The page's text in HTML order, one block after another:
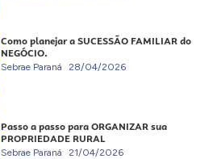
Como planejar a SUCESSÃO FAMILIAR do
NEGÓCIO.
Sebrae Paraná 28/04/2026
Passo a passo para ORGANIZAR sua
PROPRIEDADE RURAL
Sebrae Paraná 21/04/2026